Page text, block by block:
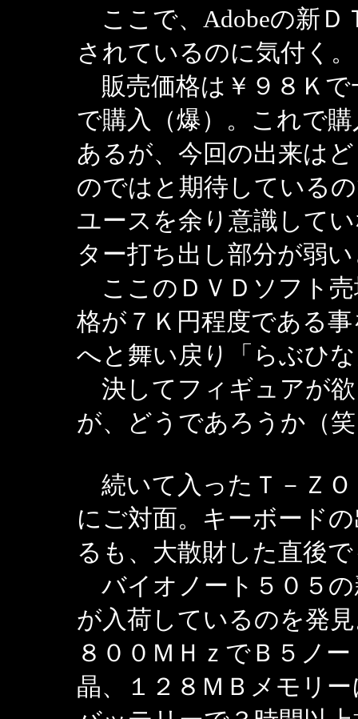
ここで、Adobeの新Ｄ
されているのに気付く。
販売価格は￥９８Ｋで
で購入（爆）。これで
あるが、今回の出来は
のではと期待している
ユースを余り意識して
ター打ち出し部分が弱
ここのＤＶＤソフト売
格が７Ｋ円程度である
へと舞い戻り「らぶひ
決してフィギュアが
が、どうであろうか（
続いて入ったＴ－ＺＯ
にご対面。キーボード
るも、大散財した直後
バイオノート５０５の
が入荷しているのを発
８００ＭＨｚでＢ５ノ
晶、１２８ＭＢメモリ